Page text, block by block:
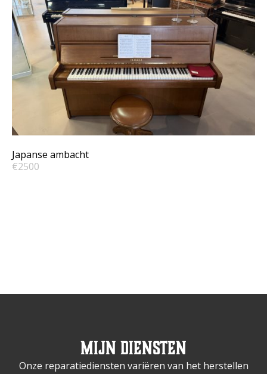
Japanse ambacht
€2500
Mijn diensten
Onze reparatiediensten variëren van het herstellen